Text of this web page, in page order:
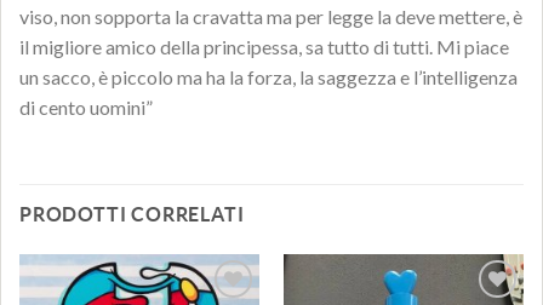
viso, non sopporta la cravatta ma per legge la deve mettere, è
il migliore amico della principessa, sa tutto di tutti. Mi piace
un sacco, è piccolo ma ha la forza, la saggezza e l’intelligenza
di cento uomini”
PRODOTTI CORRELATI